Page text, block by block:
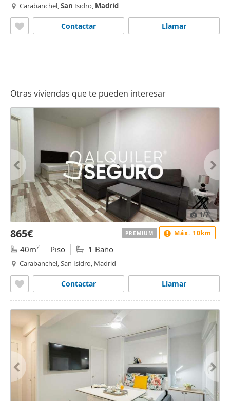
Carabanchel,San Isidro, Madrid
Llamar
Contactar
Otras viviendas que te pueden interesar
1/7
865€
40m2 Piso 1 Baño
Carabanchel, San Isidro, Madrid
Llamar
Contactar
PREMIUM Máx. 10km